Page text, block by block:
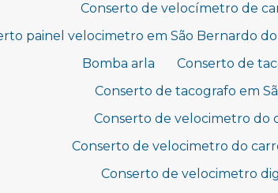
Conserto de velocímetro de
painel velocimetro em São Bernardo
Bomba arla
Conserto de
Conserto de tacografo em
Conserto de velocimetro do
Conserto de velocimetro do
Conserto de velocimetro